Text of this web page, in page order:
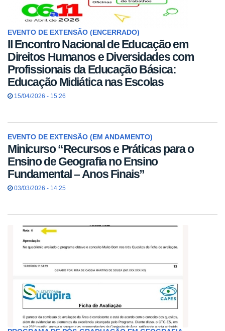
EVENTO DE EXTENSÃO (ENCERRADO)
II Encontro Nacional de Educação em
Direitos Humanos e Diversidades com
Profissionais da Educação Básica:
Educação Midiática nas Escolas
15/04/2026 - 15:26
EVENTO DE EXTENSÃO (EM ANDAMENTO)
Minicurso “Recursos e Práticas para o
Ensino de Geografia no Ensino
Fundamental – Anos Finais”
03/03/2026 - 14:25